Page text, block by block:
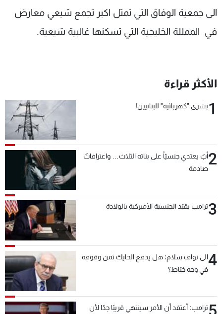
الى جمعية الوفاق التي تمثل اكبر تجمع شيعي معارض
في الممللة الخليجية التي تسكنها غالبية شيعية.
الأكثر قراءة
1بشرى "كهربائية" للبنانيين!
2أبٌ يعتدي جنسيّاً على بناته الثلاث… واعترافاتٌ
صادمة
3ترامب يقيّد الجنسية الأميركية بالولادة
4الى نواف سلام: هل يدفع الحايك ثمن وقوفه
في وجه خيّاط؟
ترامب: أعتقد أن الأمر سينتهي قريبًا جدًا لأن